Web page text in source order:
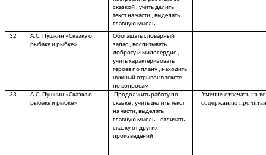
сказкой , учить делить
текст на части , выделять
главную мысль
32
А.С. Пушкин «Сказка о
рыбаке и рыбке»
Обогащать словарный
запас , воспитывать
доброту и милосердие ,
учить характеризовать
героев по плану , находить
нужный отрывок в тексте
по вопросам
33
А.С. Пушкин «Сказка о
рыбаке и рыбке»
Продолжить работу по
сказке , учить делить текст
на части, выделять
главную мысль , отличать
сказку от других
произведений
Умение отвечать на
содержанию